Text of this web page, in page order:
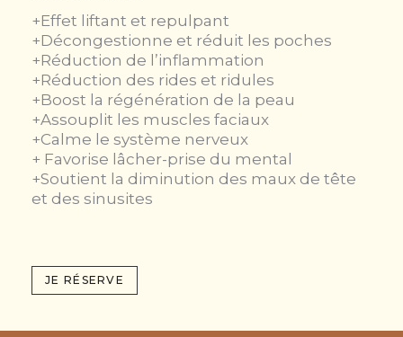
+Effet liftant et repulpant
+Décongestionne et réduit les poches
+Réduction de l’inflammation
+Réduction des rides et ridules
+Boost la régénération de la peau
+Assouplit les muscles faciaux
+Calme le système nerveux
+ Favorise lâcher-prise du mental
+Soutient la diminution des maux de tête
et des sinusites
JE RÉSERVE